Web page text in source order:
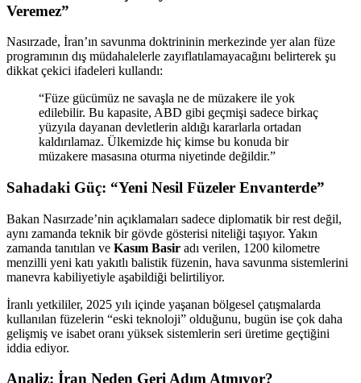
Veremez”
Nasırzade, İran’ın savunma doktrininin merkezinde yer alan füze
programının dış müdahalelerle zayıflatılamayacağını belirterek şu
dikkat çekici ifadeleri kullandı:
“Füze gücümüz ne savaşla ne de müzakere ile yok
edilebilir. Bu kapasite, ABD gibi geçmişi sadece birkaç
yüzyıla dayanan devletlerin aldığı kararlarla ortadan
kaldırılamaz. Ülkemizde hiç kimse bu konuda bir
müzakere masasına oturma niyetinde değildir.”
Sahadaki Güç: “Yeni Nesil Füzeler Envanterde”
Bakan Nasırzade’nin açıklamaları sadece diplomatik bir rest değil,
aynı zamanda teknik bir gövde gösterisi niteliği taşıyor. Yakın
zamanda tanıtılan ve Kasım Basir adı verilen, 1200 kilometre
menzilli yeni katı yakıtlı balistik füzenin, hava savunma sistemlerini
manevra kabiliyetiyle aşabildiği belirtiliyor.
İranlı yetkililer, 2025 yılı içinde yaşanan bölgesel çatışmalarda
kullanılan füzelerin “eski teknoloji” olduğunu, bugün ise çok daha
gelişmiş ve isabet oranı yüksek sistemlerin seri üretime geçtiğini
iddia ediyor.
Analiz: İran Neden Geri Adım Atmıyor?